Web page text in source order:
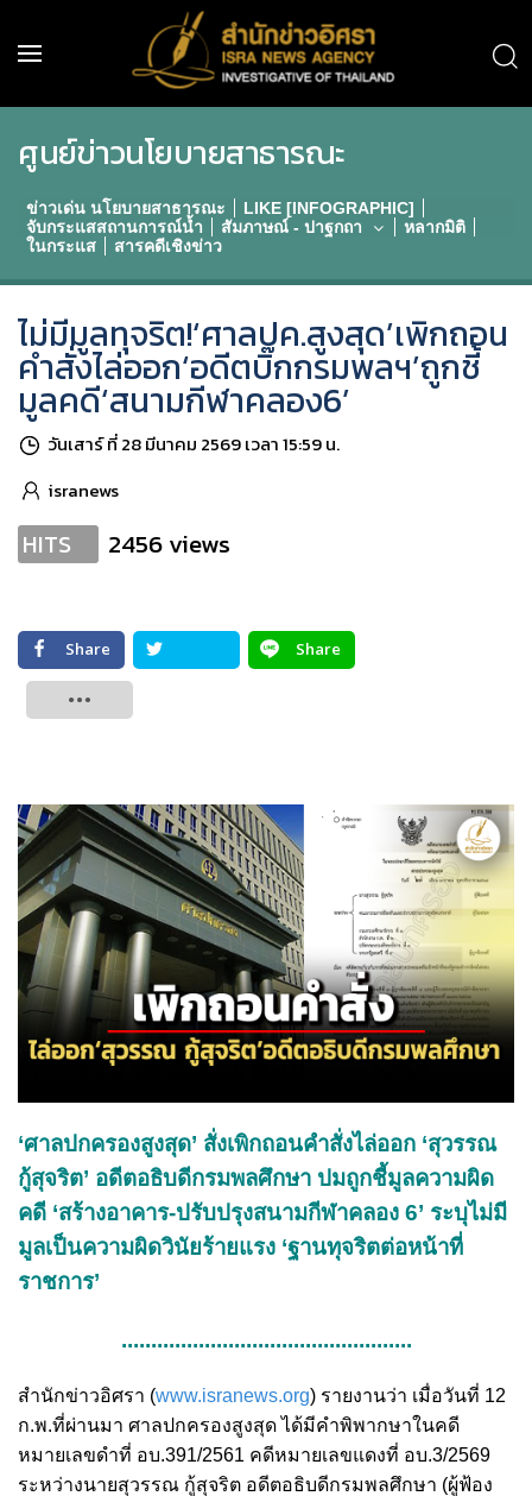
ศูนย์ข่าวนโยบายสาธารณะ
ข่าวเด่น นโยบายสาธารณะ
LIKE [INFOGRAPHIC]
จับกระแสสถานการณ์น้ำ
สัมภาษณ์ - ปาฐกถา
หลากมิติ
ในกระแส
สารคดีเชิงข่าว
ไม่มีมูลทุจริต!‘ศาลปค.สูงสุด’เพิกถอน
คำสั่งไล่ออก‘อดีตบิ๊กกรมพลฯ’ถูกชี้
มูลคดี‘สนามกีฬาคลอง6’
วันเสาร์ ที่ 28 มีนาคม 2569 เวลา 15:59 น.
isranews
HITS 2456 views
Share
Share
‘ศาลปกครองสูงสุด’ สั่งเพิกถอนคำสั่งไล่ออก ‘สุวรรณ
กู้สุจริต’ อดีตอธิบดีกรมพลศึกษา ปมถูกชี้มูลความผิด
คดี ‘สร้างอาคาร-ปรับปรุงสนามกีฬาคลอง 6’ ระบุไม่มี
มูลเป็นความผิดวินัยร้ายแรง ‘ฐานทุจริตต่อหน้าที่
ราชการ’
.................................................
สำนักข่าวอิศรา (www.isranews.org) รายงานว่า เมื่อวันที่ 12
ก.พ.ที่ผ่านมา ศาลปกครองสูงสุด ได้มีคำพิพากษาในคดี
หมายเลขดำที่ อบ.391/2561 คดีหมายเลขแดงที่ อบ.3/2569
ระหว่างนายสุวรรณ กู้สุจริต อดีตอธิบดีกรมพลศึกษา (ผู้ฟ้อง